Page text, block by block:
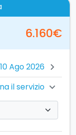
6.160€
chevron_right
il servizio chevron_right